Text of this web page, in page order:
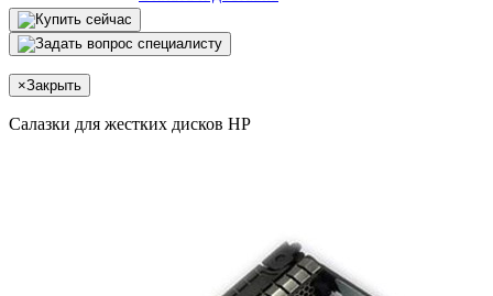
×Закрыть
Салазки для жестких дисков HP